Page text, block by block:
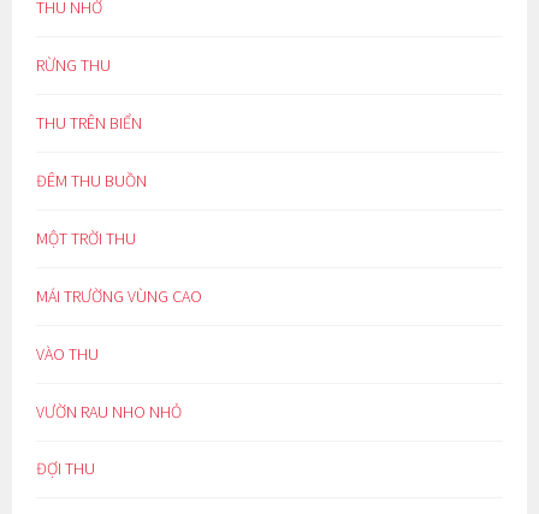
THU NHỚ
RỪNG THU
THU TRÊN BIỂN
ĐÊM THU BUỒN
MỘT TRỜI THU
MÁI TRƯỜNG VÙNG CAO
VÀO THU
VƯỜN RAU NHO NHỎ
ĐỢI THU